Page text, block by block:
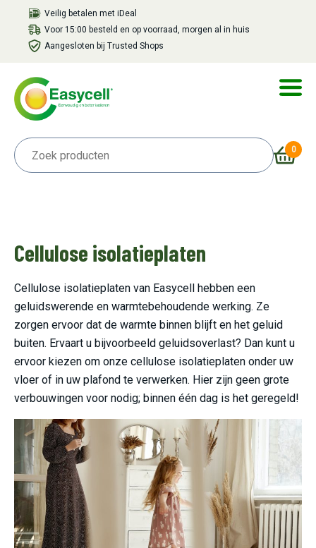
Veilig betalen met iDeal
Voor 15:00 besteld en op voorraad, morgen al in huis
Aangesloten bij Trusted Shops
0
Cellulose isolatieplaten
Cellulose isolatieplaten van Easycell hebben een
geluidswerende en warmtebehoudende werking. Ze
zorgen ervoor dat de warmte binnen blijft en het geluid
buiten. Ervaart u bijvoorbeeld geluidsoverlast? Dan kunt u
ervoor kiezen om onze cellulose isolatieplaten onder uw
vloer of in uw plafond te verwerken. Hier zijn geen grote
verbouwingen voor nodig; binnen één dag is het geregeld!